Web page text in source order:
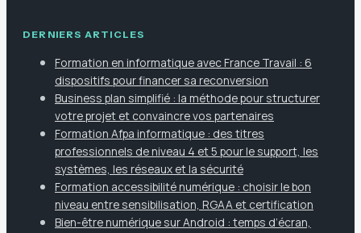
DERNIERS ARTICLES
Formation en informatique avec France Travail : 6
dispositifs pour financer sa reconversion
Business plan simplifié : la méthode pour structurer
votre projet et convaincre vos partenaires
Formation Afpa informatique : des titres
professionnels de niveau 4 et 5 pour le support, les
systèmes, les réseaux et la sécurité
Formation accessibilité numérique : choisir le bon
niveau entre sensibilisation, RGAA et certification
Bien-être numérique sur Android : temps d’écran,